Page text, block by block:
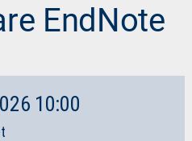
EndNote
10:00